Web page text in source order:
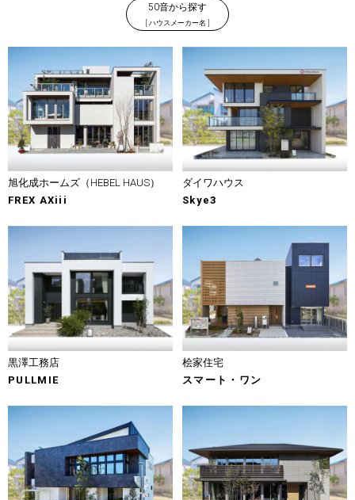
50音から探す
[ ハウスメーカー名 ]
旭化成ホームズ（HEBEL HAUS）
FREX AXiii
ダイワハウス
Skye3
黒澤工務店
PULLMIE
桧家住宅
スマート・ワン